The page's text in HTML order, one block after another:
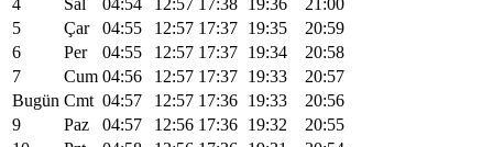
5
Çar 04:55 12:57 17:37 19:35
20:59
6
Per 04:55 12:57 17:37 19:34
20:58
7
Cum 04:56 12:57 17:37 19:33
20:57
Bugün Cmt 04:57 12:57 17:36 19:33
20:56
9
Paz 04:57 12:56 17:36 19:32
20:55